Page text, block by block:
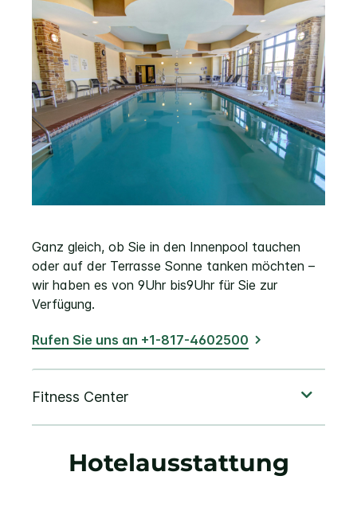
Ganz gleich, ob Sie in den Innenpool tauchen
oder auf der Terrasse Sonne tanken möchten –
wir haben es von 9Uhr bis9Uhr für Sie zur
Verfügung.
Rufen Sie uns an +1-817-4602500
Hotelausstattung